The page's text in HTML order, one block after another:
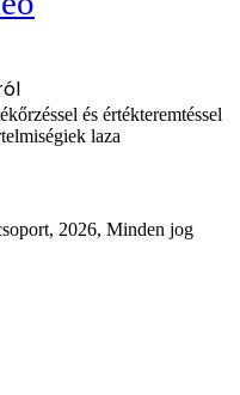
és értékteremtéssel
laza
2026, Minden jog